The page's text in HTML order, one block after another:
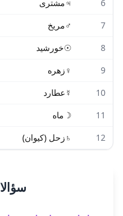
6
♃مشتری
7
♂مریخ
8
☉خورشید
9
♀ زهره
10
☿ عطارد
11
☽ ماه
12
♄ زحل (کیوان)